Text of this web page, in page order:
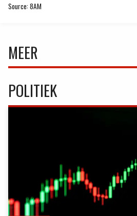
Source: 8AM
MEER
POLITIEK